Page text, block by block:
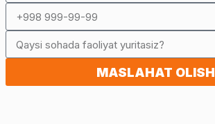
MASLAHAT OLISH